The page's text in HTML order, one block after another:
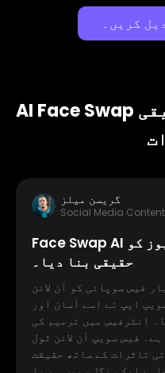
کریں۔
AI Face Swap صارفین کی طرف سے حقیقی
گریسن میلز
Social Media
Face Swap AI نے میرے ویڈیوز کو
حقیقی بنا دیا۔
فیس سوپائی کو آن لائن
ایپ نے اسے آسان اور
انٹرفیس میں ترمیم کی
فیس سویپ آن لائن ٹول
تاثرات کے ساتھ حقیقت